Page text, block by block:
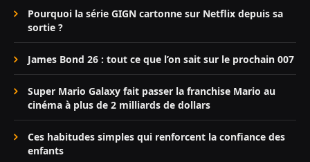
Pourquoi la série GIGN cartonne sur Netflix depuis sa
sortie ?
James Bond 26 : tout ce que l’on sait sur le prochain 007
Super Mario Galaxy fait passer la franchise Mario au
cinéma à plus de 2 milliards de dollars
Ces habitudes simples qui renforcent la confiance des
enfants